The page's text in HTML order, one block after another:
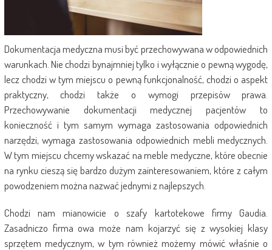
Dokumentacja medyczna musi być przechowywana w odpowiednich
warunkach. Nie chodzi bynajmniej tylko i wyłącznie o pewną wygodę,
lecz chodzi w tym miejscu o pewną funkcjonalność, chodzi o aspekt
praktyczny, chodzi także o wymogi przepisów prawa.
Przechowywanie dokumentacji medycznej pacjentów to
konieczność i tym samym wymaga zastosowania odpowiednich
narzędzi, wymaga zastosowania odpowiednich mebli medycznych.
W tym miejscu chcemy wskazać na meble medyczne, które obecnie
na rynku cieszą się bardzo dużym zainteresowaniem, które z całym
powodzeniem można nazwać jednymi z najlepszych.
Chodzi nam mianowicie o szafy kartotekowe firmy Gaudia.
Zasadniczo firma owa może nam kojarzyć się z wysokiej klasy
sprzętem medycznym, w tym również możemy mówić właśnie o